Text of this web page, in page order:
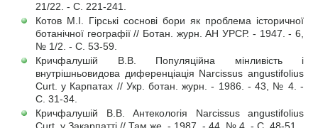
21/22. - С. 221-241.
Котов М.І. Гірські соснові бори як проблема історичної
ботанічної географії // Ботан. журн. АН УРСР. - 1947. - 6,
№ 1/2. - С. 53-59.
Кричфалушій В.В. Популяційна мінливість і
внутрішньовидова диференціація Narcissus angustifolius
Curt. у Карпатах // Укр. ботан. журн. - 1986. - 43, № 4. -
С. 31-34.
Кричфалушій В.В. Антекологія Narcissus angustifolius